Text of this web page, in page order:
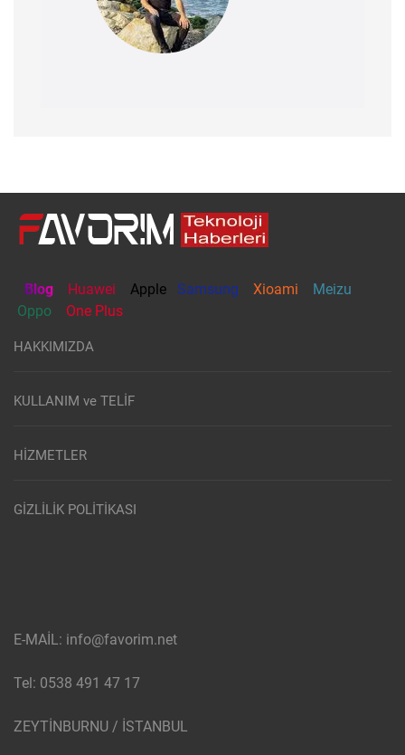
Blog Huawei Apple Samsung Xioami
Meizu
Oppo
One Plus
HAKKIMIZDA
KULLANIM ve TELİF
HİZMETLER
GİZLİLİK POLİTİKASI
E-MAİL: info@favorim.net
Tel: 0538 491 47 17
ZEYTİNBURNU / İSTANBUL